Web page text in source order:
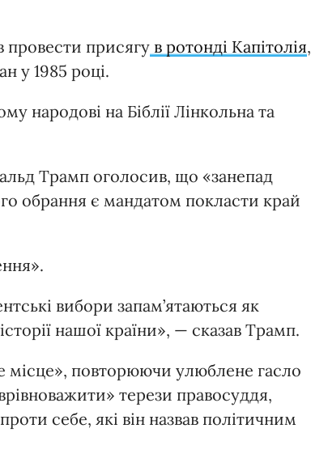
присягу в ротонді Капітолія,
у 1985 році.
народові на Біблії Лінкольна та
Трамп оголосив, що «занепад
обрання є мандатом покласти край
вибори запам’ятаються як
нашої країни», — сказав Трамп.
місце», повторюючи улюблене гасло
терези правосуддя,
себе, які він назвав політичним